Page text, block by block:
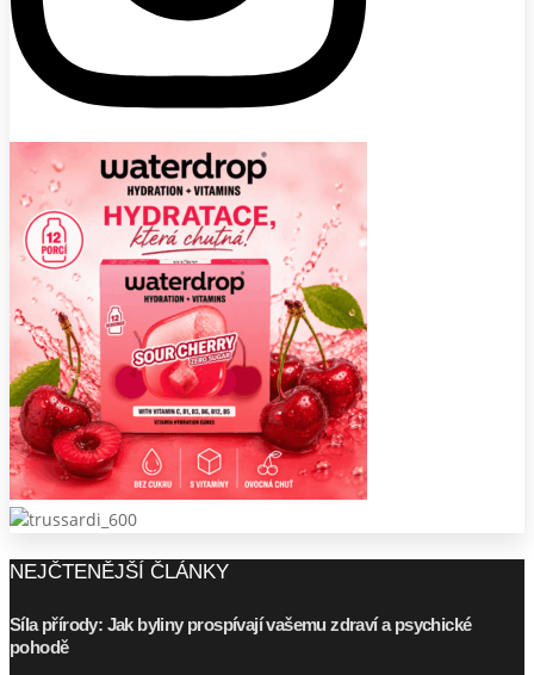
NEJČTENĚJŠÍ ČLÁNKY
Síla přírody: Jak byliny prospívají vašemu zdraví a psychické
pohodě